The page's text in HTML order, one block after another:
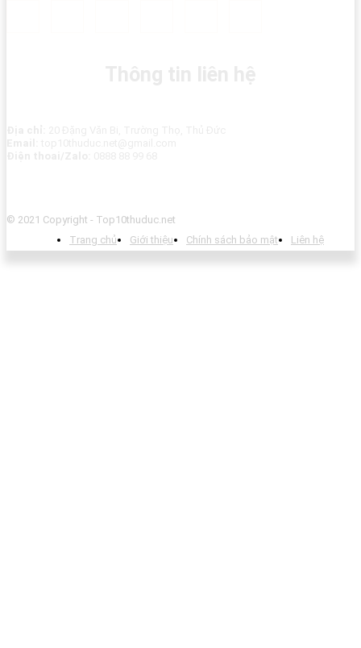
© 2021 Copyright - Top10thuduc.net
Trang chủ
Giới thiệu Chính sách bảo mật Liên hệ